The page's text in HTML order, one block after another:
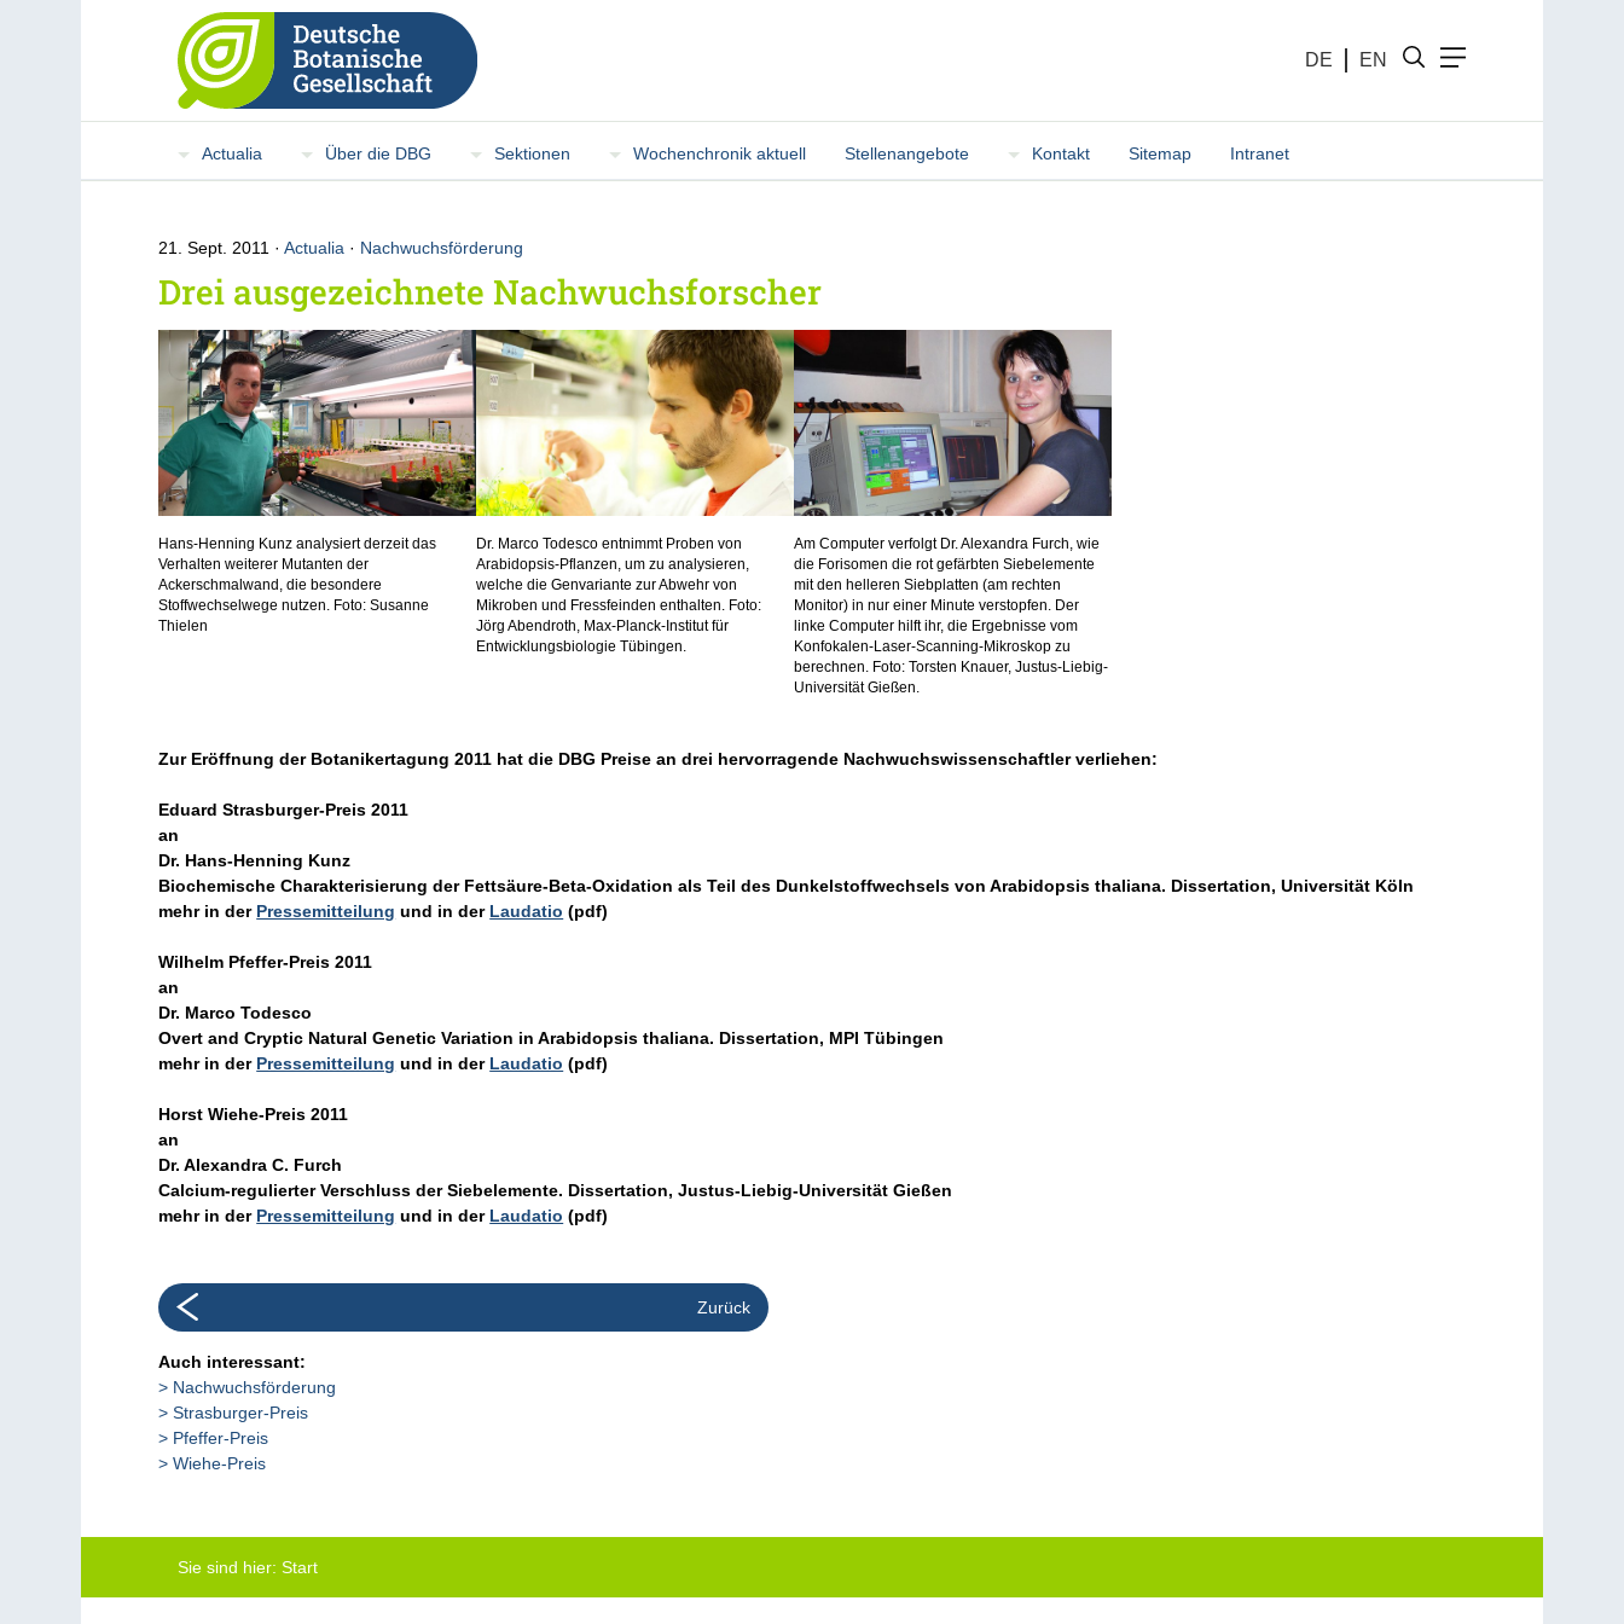
DE EN
Actualia Über die DBG Sektionen Wochenchronik aktuell Stellenangebote Kontakt Sitemap Intranet
21. Sept. 2011 Actualia · Nachwuchsförderung
Drei ausgezeichnete Nachwuchsforscher
Hans-Henning Kunz analysiert derzeit das
Verhalten weiterer Mutanten der
Ackerschmalwand, die besondere
Stoffwechselwege nutzen. Foto: Susanne
Thielen
Dr. Marco Todesco entnimmt Proben von
Arabidopsis-Pflanzen, um zu analysieren,
welche die Genvariante zur Abwehr von
Mikroben und Fressfeinden enthalten. Foto:
Jörg Abendroth, Max-Planck-Institut für
Entwicklungsbiologie Tübingen.
Am Computer verfolgt Dr. Alexandra Furch, wie
die Forisomen die rot gefärbten Siebelemente
mit den helleren Siebplatten (am rechten
Monitor) in nur einer Minute verstopfen. Der
linke Computer hilft ihr, die Ergebnisse vom
Konfokalen-Laser-Scanning-Mikroskop zu
berechnen. Foto: Torsten Knauer, Justus-Liebig-
Universität Gießen.
Zur Eröffnung der Botanikertagung 2011 hat die DBG Preise an drei hervorragende Nachwuchswissenschaftler verliehen:
Eduard Strasburger-Preis 2011
an
Dr. Hans-Henning Kunz
Biochemische Charakterisierung der Fettsäure-Beta-Oxidation als Teil des Dunkelstoffwechsels von Arabidopsis thaliana. Dissertation, Universität Köln
mehr in der Pressemitteilung und in der Laudatio (pdf)
Wilhelm Pfeffer-Preis 2011
an
Dr. Marco Todesco
Overt and Cryptic Natural Genetic Variation in Arabidopsis thaliana. Dissertation, MPI Tübingen
mehr in der Pressemitteilung und in der Laudatio (pdf)
Horst Wiehe-Preis 2011
an
Dr. Alexandra C. Furch
Calcium-regulierter Verschluss der Siebelemente. Dissertation, Justus-Liebig-Universität Gießen
mehr in der Pressemitteilung und in der Laudatio (pdf)
Zurück
Auch interessant:
Nachwuchsförderung
Strasburger-Preis
Pfeffer-Preis
Wiehe-Preis
Sie sind hier: Start